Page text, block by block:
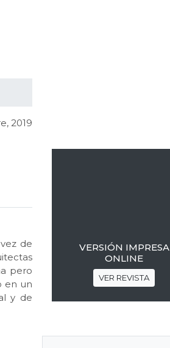
2019
de
pero
en un
y de
VERSIÓN IMPRESA
ONLINE
VER REVISTA